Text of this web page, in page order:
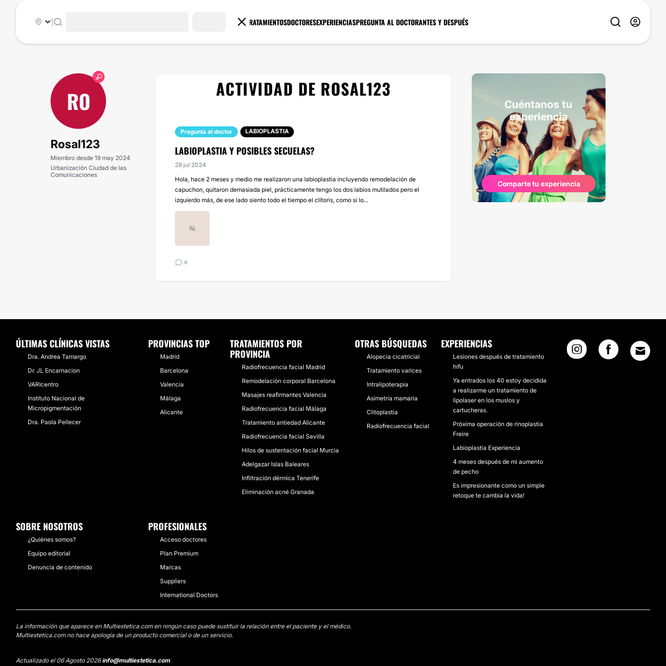
TRATAMIENTOSDOCTORESEXPERIENCIASPREGUNTA AL DOCTORANTES Y DESPUÉS
|
RO
Rosal123
Miembro desde 19 may 2024
Urbanización Ciudad de las
Comunicaciones
ACTIVIDAD DE ROSAL123
Pregunta al doctor LABIOPLASTIA
LABIOPLASTIA Y POSIBLES SECUELAS?
28 jul 2024
Hola, hace 2 meses y medio me realizaron una labioplastia incluyendo remodelación de
capuchon, quitaron demasiada piel, prácticamente tengo los dos labios mutilados pero el
izquierdo más, de ese lado siento todo el tiempo el clítoris, como si lo...
6
Cuéntanos tu
experiencia
Comparte tu experiencia
ÚLTIMAS CLÍNICAS VISTAS
Dra. Andrea Tamargo
Dr. JL Encarnacion
VARIcentro
Instituto Nacional de
Micropigmentación
Dra. Paola Pellecer
PROVINCIAS TOP
Madrid
Barcelona
Valencia
Málaga
Alicante
TRATAMIENTOS POR
PROVINCIA
Radiofrecuencia facial Madrid
Remodelación corporal Barcelona
Masajes reafirmantes Valencia
Radiofrecuencia facial Málaga
Tratamiento antiedad Alicante
Radiofrecuencia facial Sevilla
Hilos de sustentación facial Murcia
Adelgazar Islas Baleares
Infiltración dérmica Tenerife
Eliminación acné Granada
OTRAS BÚSQUEDAS
Alopecia cicatricial
Tratamiento varices
Intralipoterapia
Asimetría mamaria
Clitoplastia
Radiofrecuencia facial
EXPERIENCIAS
Lesiones después de tratamiento
hifu
Ya entrados los 40 estoy decidida
a realizarme un tratamiento de
lipolaser en los muslos y
cartucheras.
Próxima operación de rinoplastia
Freire
Labioplastia Experiencia
4 meses después de mi aumento
de pecho
Es impresionante como un simple
retoque te cambia la vida!
SOBRE NOSOTROS
¿Quiénes somos?
Equipo editorial
Denuncia de contenido
PROFESIONALES
Acceso doctores
Plan Premium
Marcas
Suppliers
International Doctors
La información que aparece en Multiestetica.com en ningún caso puede sustituir la relación entre el paciente y el médico.
Multiestetica.com no hace apología de un producto comercial o de un servicio.
Actualizado el 06 Agosto 2026info@multiestetica.com